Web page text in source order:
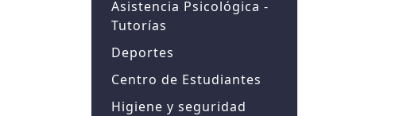
Asistencia Psicológica -
Tutorías
Deportes
Centro de Estudiantes
Higiene y seguridad